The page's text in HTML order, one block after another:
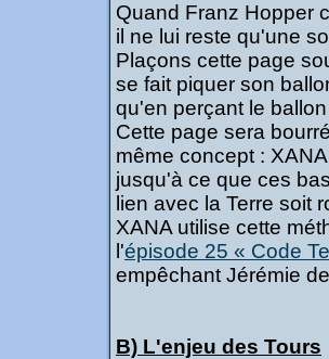
Quand Franz Hopper
il ne lui reste qu'une
Plaçons cette page
se fait piquer son
qu'en perçant le
Cette page sera
même concept :
jusqu'à ce que ces
lien avec la Terre soit
XANA utilise cette
l'épisode 25 « Code
empêchant Jérémie
B) L'enjeu des Tours